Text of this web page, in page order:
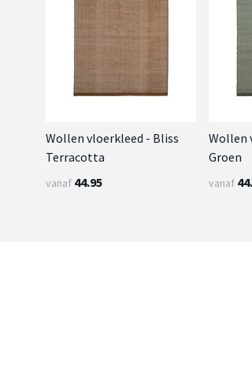
Wollen vloerkleed - Bliss
Terracotta
vanaf 44.95
Wollen
Groen
vanaf